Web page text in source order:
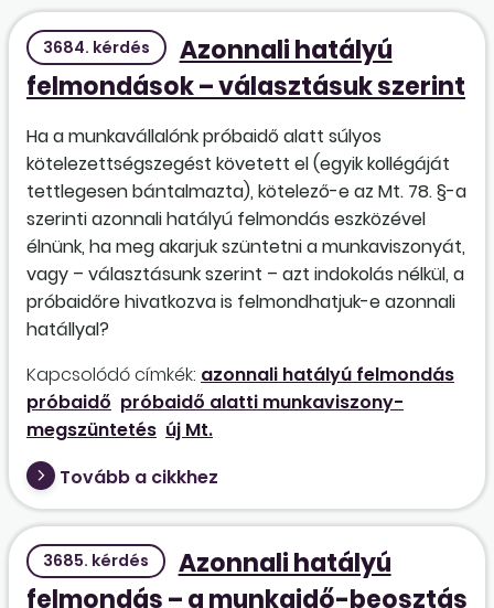
3684. kérdés
Azonnali hatályú
felmondások – választásuk szerint
Ha a munkavállalónk próbaidő alatt súlyos
kötelezettségszegést követett el (egyik kollégáját
tettlegesen bántalmazta), kötelező-e az Mt. 78. §-a
szerinti azonnali hatályú felmondás eszközével
élnünk, ha meg akarjuk szüntetni a munkaviszonyát,
vagy – választásunk szerint – azt indokolás nélkül, a
próbaidőre hivatkozva is felmondhatjuk-e azonnali
hatállyal?
Kapcsolódó címkék: azonnali hatályú felmondás
próbaidő próbaidő alatti munkaviszony-
megszüntetés új Mt.
Tovább a cikkhez
3685. kérdés
Azonnali hatályú
felmondás – a munkaidő-beosztás